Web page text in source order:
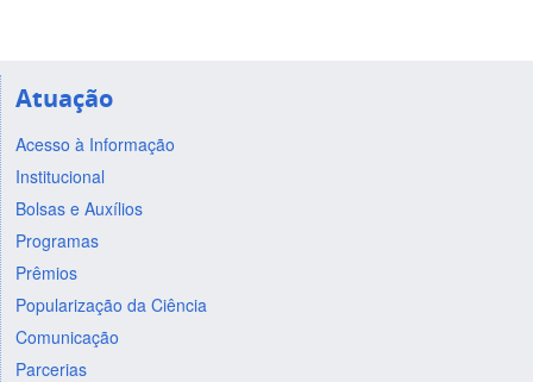
Atuação
Acesso à Informação
Institucional
Bolsas e Auxílios
Programas
Prêmios
Popularização da Ciência
Comunicação
Parcerias